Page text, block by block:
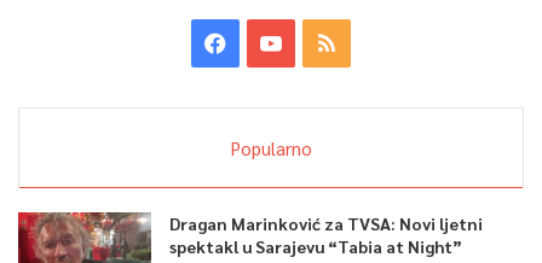
Popularno
Dragan Marinković za TVSA: Novi ljetni
spektakl u Sarajevu “Tabia at Night”